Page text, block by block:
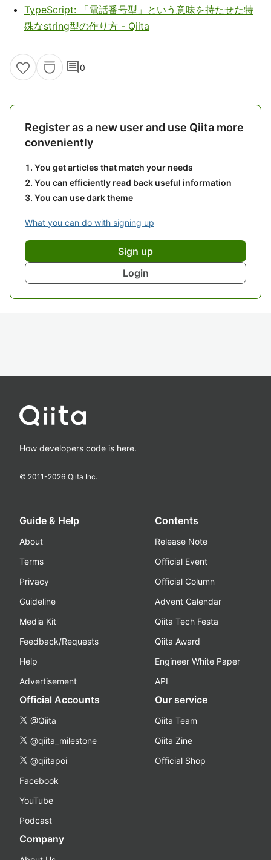
TypeScript: 「電話番号型」という意味を持たせた特
殊なstring型の作り方 - Qiita
comment0
Register as a new user and use Qiita more
conveniently
You get articles that match your needs
You can efficiently read back useful information
You can use dark theme
What you can do with signing up
Sign up
Login
How developers code is here.
© 2011-2026 Qiita Inc.
Guide & Help
About
Terms
Privacy
Guideline
Media Kit
Feedback/Requests
Help
Advertisement
Contents
Release Note
Official Event
Official Column
Advent Calendar
Qiita Tech Festa
Qiita Award
Engineer White Paper
API
Official Accounts
@Qiita
@qiita_milestone
@qiitapoi
Facebook
YouTube
Podcast
Our service
Qiita Team
Qiita Zine
Official Shop
Company